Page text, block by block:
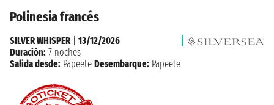
Polinesia francés
SILVER WHISPER| 13/12/2026
Duración: 7 noches
Salida desde: Papeete Desembarque: Papeete